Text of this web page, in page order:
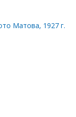
Матова, 1927 г.